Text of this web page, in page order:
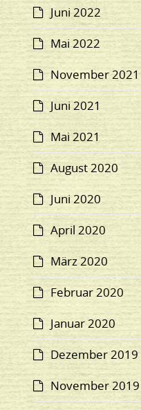
Juni 2022
Mai 2022
November 2021
Juni 2021
Mai 2021
August 2020
Juni 2020
April 2020
März 2020
Februar 2020
Januar 2020
Dezember 2019
November 2019